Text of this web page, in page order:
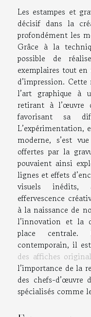
Les estampes et
décisif dans la
profondément les
Grâce à la
possible de
exemplaires tout
d’impression.
l’art graphique à
retirant à l’œuvre
favorisant sa
L’expérimentation,
moderne, s’est
offertes par la
pouvaient ainsi
lignes et effets
visuels inédits,
effervescence
à la naissance de
l’innovation et la
place centrale.
contemporain, il est
des affiches
l’importance de la
des chefs-d’œuvre
spécialisés comme